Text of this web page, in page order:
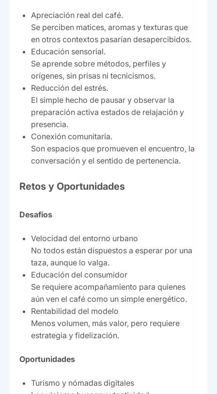
Apreciación real del café.
Se perciben matices, aromas y texturas que
en otros contextos pasarían desapercibidos.
Educación sensorial.
Se aprende sobre métodos, perfiles y
orígenes, sin prisas ni tecnicismos.
Reducción del estrés.
El simple hecho de pausar y observar la
preparación activa estados de relajación y
presencia.
Conexión comunitaria.
Son espacios que promueven el encuentro, la
conversación y el sentido de pertenencia.
Retos y Oportunidades
Desafíos
Velocidad del entorno urbano
No todos están dispuestos a esperar por una
taza, aunque lo valga.
Educación del consumidor
Se requiere acompañamiento para quienes
aún ven el café como un simple energético.
Rentabilidad del modelo
Menos volumen, más valor, pero requiere
estrategia y fidelización.
Oportunidades
Turismo y nómadas digitales